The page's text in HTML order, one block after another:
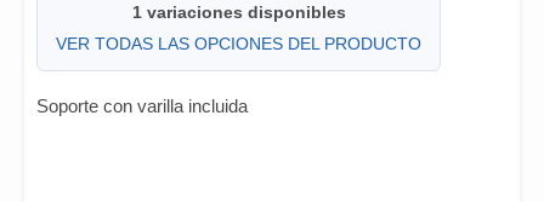
1 variaciones disponibles
VER TODAS LAS OPCIONES DEL PRODUCTO
Soporte con varilla incluida